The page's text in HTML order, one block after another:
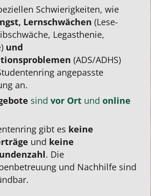
Schwierigkeiten, wie
Lernschwächen(Lese-
Legasthenie,
und
(ADS/ADHS)
angepasste
an.
sindvor Ort undonline
gibt es keine
und keine
. Die
und Nachhilfe sind